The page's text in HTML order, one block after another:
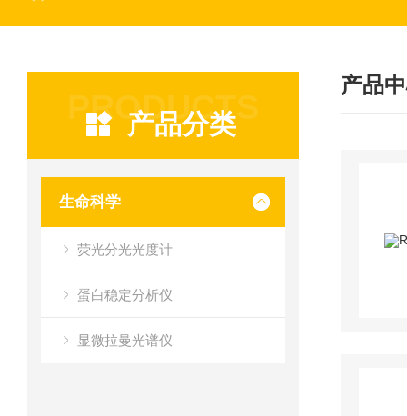
PRODUCTS
产品分类
生命科学
荧光分光光度计
蛋白稳定分析仪
显微拉曼光谱仪
产品